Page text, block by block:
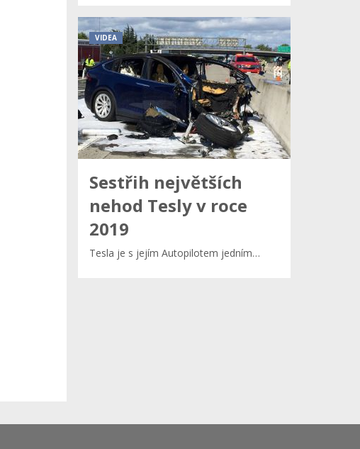
Sestřih největších
nehod Tesly v roce
2019
Tesla je s jejím Autopilotem jedním…
VIDEA